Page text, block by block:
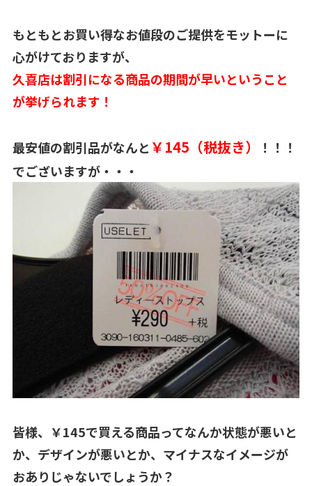
もともとお買い得なお値段のご提供をモットーに
心がけておりますが、
久喜店は割引になる商品の期間が早いということ
が挙げられます！
最安値の割引品がなんと ￥145（税抜き）
！！！
でございますが・・・
皆様、￥145で買える商品ってなんか状態が悪いと
か、デザインが悪いとか、マイナスなイメージが
おありじゃないでしょうか？